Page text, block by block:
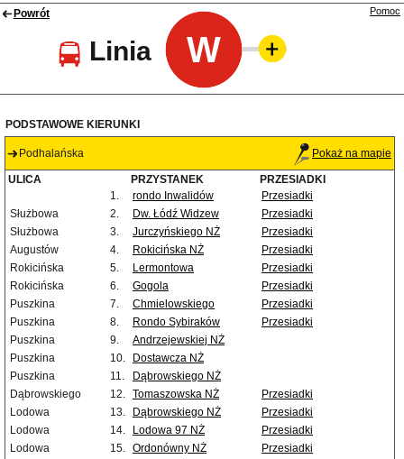
Powrót
Linia W
Pomoc
PODSTAWOWE KIERUNKI
Podhalańska Pokaż na mapie
ULICA PRZYSTANEK
PRZESIADKI
1.
rondo Inwalidów
Przesiadki
Służbowa
2. Dw. Łódź Widzew
Przesiadki
Służbowa
3. Jurczyńskiego NŻ
Przesiadki
Augustów
4. Rokicińska NŻ
Przesiadki
Rokicińska
5. Lermontowa
Przesiadki
Rokicińska
6. Gogola
Przesiadki
Puszkina
7. Chmielowskiego
Przesiadki
Puszkina
8. Rondo Sybiraków
Przesiadki
Puszkina
9.
Andrzejewskiej NŻ
Puszkina
10.
Dostawcza NŻ
Puszkina
11.
Dąbrowskiego NŻ
Dąbrowskiego
12. Tomaszowska NŻ
Przesiadki
Lodowa
13. Dąbrowskiego NŻ
Przesiadki
Lodowa
14. Lodowa 97 NŻ
Przesiadki
Lodowa
15. Ordonówny NŻ
Przesiadki